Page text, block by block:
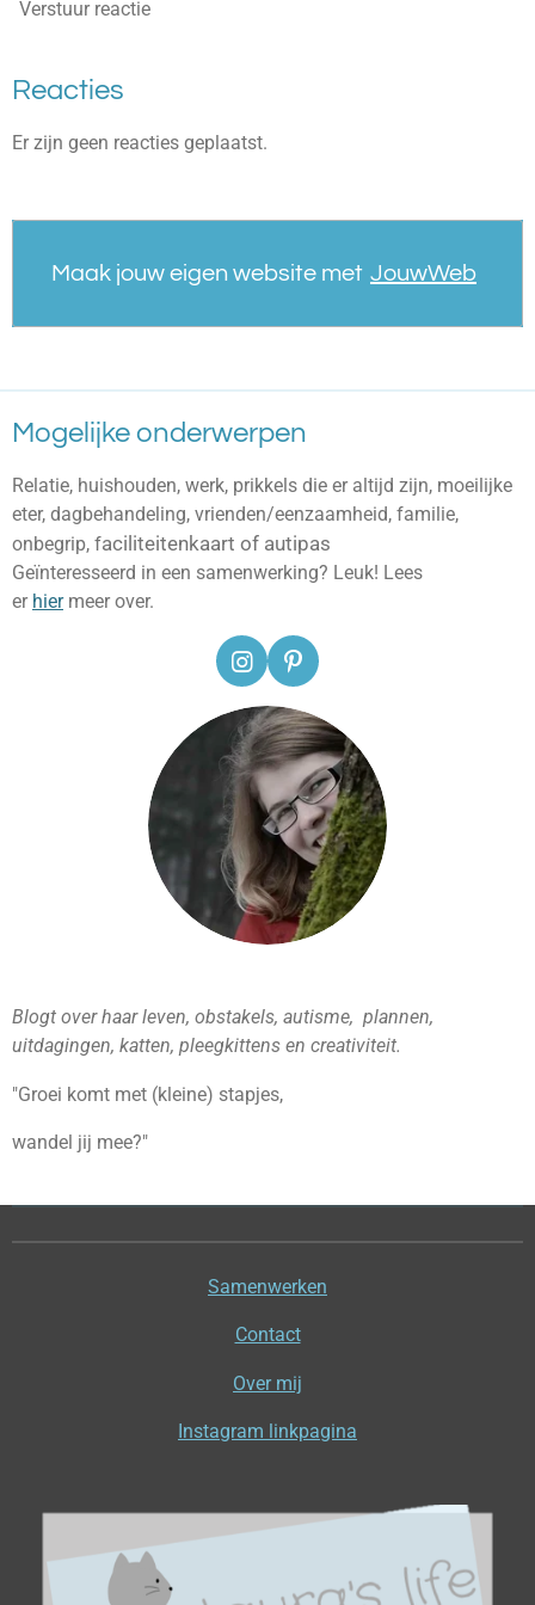
Verstuur reactie
Reacties
Er zijn geen reacties geplaatst.
Maak jouw eigen website met JouwWeb
Mogelijke onderwerpen
Relatie, huishouden, werk, prikkels die er altijd zijn, moeilijke
eter, dagbehandeling, vrienden/eenzaamheid, familie,
onbegrip, faciliteitenkaart of autipas
Geïnteresseerd in een samenwerking? Leuk! Lees
er hiermeer over.
I
n
s
t
a
g
m
P
i
n
t
e
r
e
s
t
Blogt over haar leven, obstakels, autisme, plannen,
uitdagingen, katten, pleegkittens en creativiteit.
"Groei komt met (kleine) stapjes,
wandel jij mee?"
Samenwerken
Contact
Over mij
Instagram linkpagina